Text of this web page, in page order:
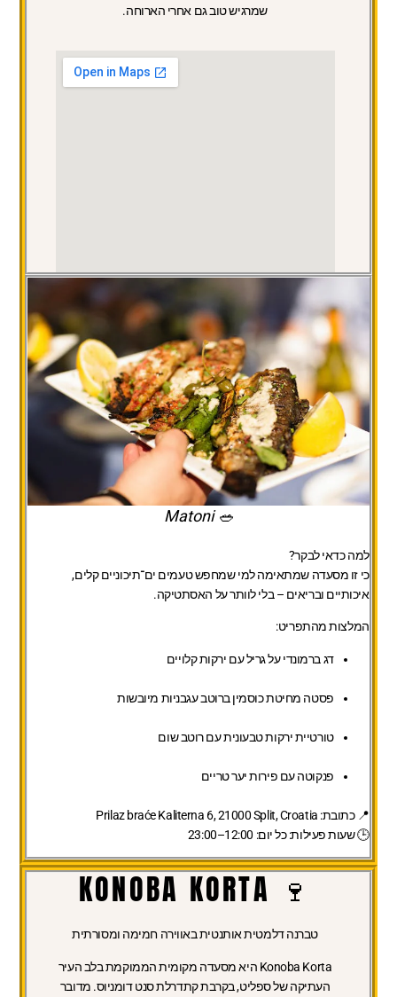
שמרגיש טוב גם אחרי הארוחה.
🥗 Matoni
למה כדאי לבקר?
כי זו מסעדה שמתאימה למי שמחפש טעמים ים־תיכוניים קלים,
איכותיים ובריאים – בלי לוותר על האסתטיקה.
המלצות מהתפריט:
דג ברמונדי על גריל עם ירקות קלויים
פסטה מחיטת כוסמין ברוטב עגבניות מיובשות
טורטיית ירקות טבעונית עם רוטב שום
פנקוטה עם פירות יער טריים
📍 כתובת: Prilaz braće Kaliterna 6, 21000 Split, Croatia
🕒 שעות פעילות: כל יום: 12:00–23:00
🍷 KONOBA KORTA
טברנה דלמטית אותנטית באווירה חמימה ומסורתית
Konoba Korta היא מסעדה מקומית הממוקמת בלב העיר
העתיקה של ספליט, בקרבת קתדרלת סנט דומניוס. מדובר